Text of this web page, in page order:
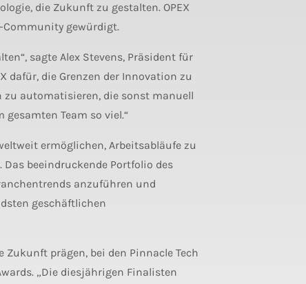
die Zukunft zu gestalten. OPEX
Community gewürdigt.
sagte Alex Stevens, Präsident für
dafür, die Grenzen der Innovation zu
automatisieren, die sonst manuell
Team so viel.“
ermöglichen, Arbeitsabläufe zu
beeindruckende Portfolio des
anzuführen und
geschäftlichen
prägen, bei den Pinnacle Tech
„Die diesjährigen Finalisten